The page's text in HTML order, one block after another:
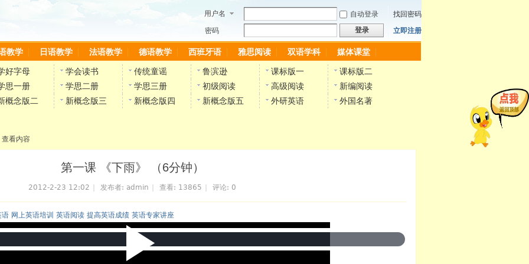
用户名 自动登录
找回密码
密码
登录 立即注册
教学 日语教学 法语教学 德语教学 西班牙语 雅思阅读 双语学科 媒体课堂
好字母 学会读书 传统童谣 鲁滨逊 课标版一
课标版二
思一册
学思二册 学思三册 初级阅读 高级阅读
新编阅读
概念版二
新概念版三 新概念版四 新概念版五 外研英语 外国名著
查看内容
第一课 《下雨》 （6分钟）
2012-2-23 12:02 发布者: admin 查看: 13865 评论: 0
网上英语培训 英语阅读 提高英语成绩 英语专家讲座